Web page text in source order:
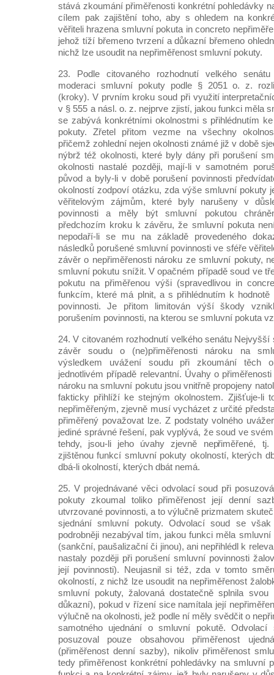
stává zkoumání přiměřenosti konkrétní pohledávky
cílem pak zajištění toho, aby s ohledem na
věřiteli hrazena smluvní pokuta in concreto
jehož tíží břemeno tvrzení a důkazní břemeno
nichž lze usoudit na nepřiměřenost smluvní pokuty.
23. Podle citovaného rozhodnutí velkého
moderaci smluvní pokuty podle § 2051 o. z.
(kroky). V prvním kroku soud při využití
v § 555 a násl. o. z. nejprve zjistí, jakou funkci měla
se zabývá konkrétními okolnostmi s přihlédnutím
pokuty. Zřetel přitom vezme na všechny
přičemž zohlední nejen okolnosti známé již v době
nýbrž též okolnosti, které byly dány při porušení
okolnosti nastalé později, mají-li v samotném
původ a byly-li v době porušení povinnosti
okolností zodpoví otázku, zda výše smluvní pokuty
věřitelovým zájmům, které byly narušeny v
povinnosti a měly být smluvní pokutou
předchozím kroku k závěru, že smluvní pokuta
nepodaří-li se mu na základě provedeného
následků porušené smluvní povinnosti ve sféře
závěr o nepřiměřenosti nároku ze smluvní pokuty,
smluvní pokutu snížit. V opačném případě soud ve
pokutu na přiměřenou výši (spravedlivou in
funkcím, které má plnit, a s přihlédnutím k
povinnosti. Je přitom limitován výší škody
porušením povinnosti, na kterou se smluvní pokuta
24. V citovaném rozhodnutí velkého senátu
závěr soudu o (ne)přiměřenosti nároku na
výsledkem uvážení soudu při zkoumání těch
jednotlivém případě relevantní. Úvahy o
nároku na smluvní pokutu jsou vnitřně propojeny
fakticky přihlíží ke stejným okolnostem. Zjišťuje-li
nepřiměřeným, zjevně musí vycházet z určité
přiměřený považovat lze. Z podstaty volného
jediné správné řešení, pak vyplývá, že soud ve
tehdy, jsou-li jeho úvahy zjevně nepřiměřené,
zjištěnou funkcí smluvní pokuty okolností, kterých
dbá-li okolností, kterých dbát nemá.
25. V projednávané věci odvolací soud při
pokuty zkoumal toliko přiměřenost její denní
utvrzované povinnosti, a to výlučně prizmatem
sjednání smluvní pokuty. Odvolací soud se
podrobněji nezabýval tím, jakou funkci měla
(sankční, paušalizační či jinou), ani nepřihlédl k
nastaly později při porušení smluvní povinnosti
její povinnosti). Neujasnil si též, zda v tomto
okolností, z nichž lze usoudit na nepřiměřenost
smluvní pokuty, žalovaná dostatečně splnila svou
důkazní), pokud v řízení sice namítala její
výlučně na okolnosti, jež podle ní měly svědčit o
samotného ujednání o smluvní pokutě.
posuzoval pouze obsahovou přiměřenost
(přiměřenost denní sazby), nikoliv přiměřenost
tedy přiměřenost konkrétní pohledávky na smluvní